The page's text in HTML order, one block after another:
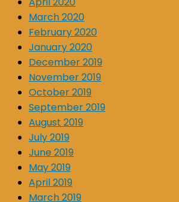
March 2020
February 2020
January 2020
December 2019
November 2019
October 2019
September 2019
August 2019
July 2019
June 2019
May 2019
April 2019
March 2019